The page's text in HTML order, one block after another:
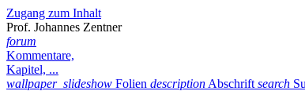
Zugang zum Inhalt
Prof. Johannes Zentner
forum
Kommentare,
Kapitel, ...
wallpaper_slideshow Folien description Abschrift search